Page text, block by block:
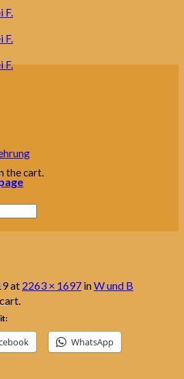
the cart.
at 2263 × 1697 inW und B
WhatsApp